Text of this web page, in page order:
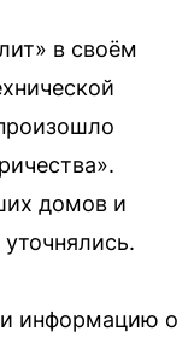
в своём
домов и
информацию о